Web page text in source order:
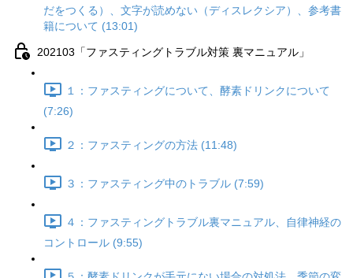
だをつくる）、文字が読めない（ディスレクシア）、参考書
籍について (13:01)
202103「ファスティングトラブル対策 裏マニュアル」
１：ファスティングについて、酵素ドリンクについて
(7:26)
２：ファスティングの方法 (11:48)
３：ファスティング中のトラブル (7:59)
４：ファスティングトラブル裏マニュアル、自律神経の
コントロール (9:55)